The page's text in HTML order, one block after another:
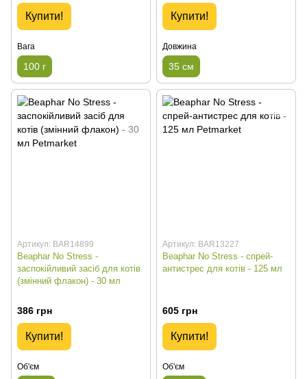
Купити!
Вага
100 г
Купити!
Довжина
35 см
Артикул: BAR14899
Beaphar No Stress -
заспокійливий засіб для котів
(змінний флакон) - 30 мл
386 грн
Купити!
Об'єм
Артикул: BAR13227
Beaphar No Stress - спрей-
антистрес для котів - 125 мл
605 грн
Купити!
Об'єм